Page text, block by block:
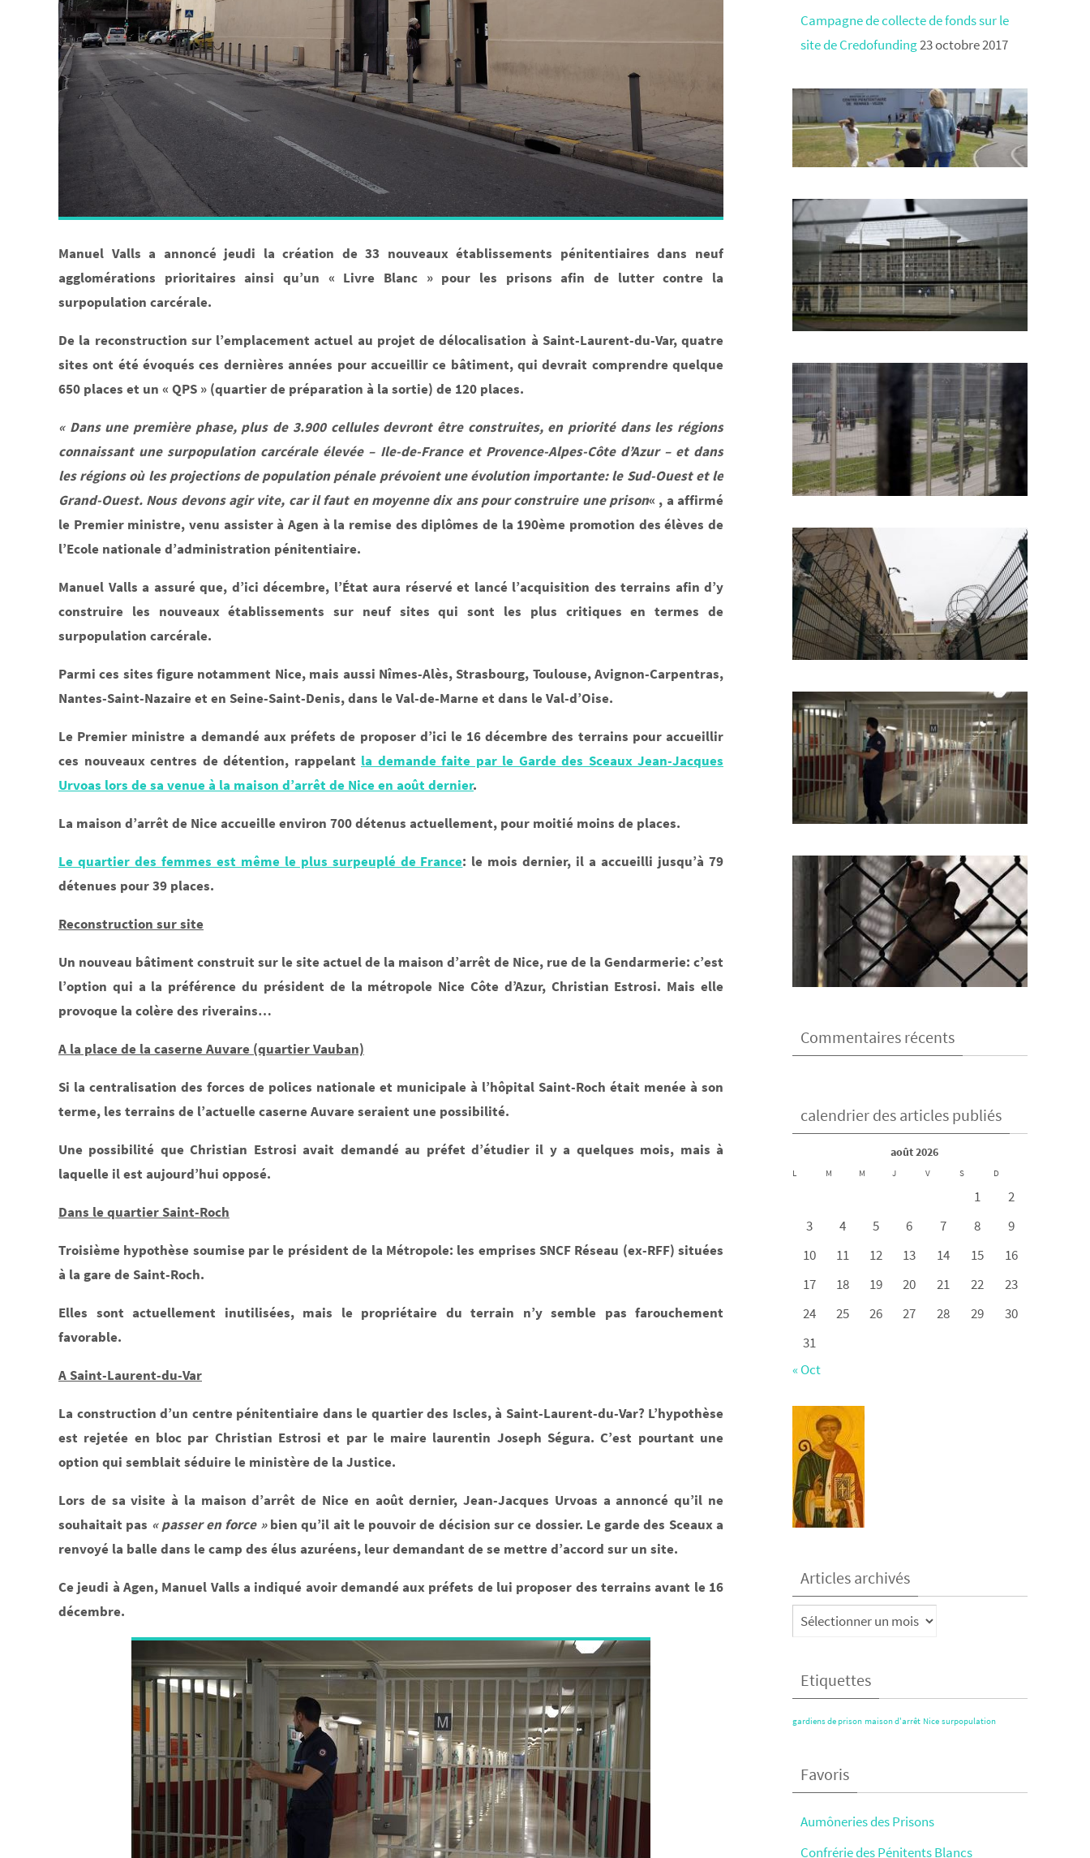
Manuel Valls a annoncé jeudi la création de 33 nouveaux établissements pénitentiaires dans neuf
agglomérations prioritaires ainsi qu’un « Livre Blanc » pour les prisons afin de lutter contre la
surpopulation carcérale.
De la reconstruction sur l’emplacement actuel au projet de délocalisation à Saint-Laurent-du-Var, quatre
sites ont été évoqués ces dernières années pour accueillir ce bâtiment, qui devrait comprendre quelque
650 places et un « QPS » (quartier de préparation à la sortie) de 120 places.
« Dans une première phase, plus de 3.900 cellules devront être construites, en priorité dans les régions
connaissant une surpopulation carcérale élevée – Ile-de-France et Provence-Alpes-Côte d’Azur – et dans
les régions où les projections de population pénale prévoient une évolution importante: le Sud-Ouest et le
Grand-Ouest. Nous devons agir vite, car il faut en moyenne dix ans pour construire une prison« , a affirmé
le Premier ministre, venu assister à Agen à la remise des diplômes de la 190ème promotion des élèves de
l’Ecole nationale d’administration pénitentiaire.
Manuel Valls a assuré que, d’ici décembre, l’État aura réservé et lancé l’acquisition des terrains afin d’y
construire les nouveaux établissements sur neuf sites qui sont les plus critiques en termes de
surpopulation carcérale.
Parmi ces sites figure notamment Nice, mais aussi Nîmes-Alès, Strasbourg, Toulouse, Avignon-Carpentras,
Nantes-Saint-Nazaire et en Seine-Saint-Denis, dans le Val-de-Marne et dans le Val-d’Oise.
Le Premier ministre a demandé aux préfets de proposer d’ici le 16 décembre des terrains pour accueillir
ces nouveaux centres de détention, rappelant la demande faite par le Garde des Sceaux Jean-Jacques
Urvoas lors de sa venue à la maison d’arrêt de Nice en août dernier.
La maison d’arrêt de Nice accueille environ 700 détenus actuellement, pour moitié moins de places.
Le quartier des femmes est même le plus surpeuplé de France: le mois dernier, il a accueilli jusqu’à 79
détenues pour 39 places.
Reconstruction sur site
Un nouveau bâtiment construit sur le site actuel de la maison d’arrêt de Nice, rue de la Gendarmerie: c’est
l’option qui a la préférence du président de la métropole Nice Côte d’Azur, Christian Estrosi. Mais elle
provoque la colère des riverains…
A la place de la caserne Auvare (quartier Vauban)
Si la centralisation des forces de polices nationale et municipale à l’hôpital Saint-Roch était menée à son
terme, les terrains de l’actuelle caserne Auvare seraient une possibilité.
Une possibilité que Christian Estrosi avait demandé au préfet d’étudier il y a quelques mois, mais à
laquelle il est aujourd’hui opposé.
Dans le quartier Saint-Roch
Troisième hypothèse soumise par le président de la Métropole: les emprises SNCF Réseau (ex-RFF) situées
à la gare de Saint-Roch.
Elles sont actuellement inutilisées, mais le propriétaire du terrain n’y semble pas farouchement
favorable.
A Saint-Laurent-du-Var
La construction d’un centre pénitentiaire dans le quartier des Iscles, à Saint-Laurent-du-Var? L’hypothèse
est rejetée en bloc par Christian Estrosi et par le maire laurentin Joseph Ségura. C’est pourtant une
option qui semblait séduire le ministère de la Justice.
Lors de sa visite à la maison d’arrêt de Nice en août dernier, Jean-Jacques Urvoas a annoncé qu’il ne
souhaitait pas « passer en force »bien qu’il ait le pouvoir de décision sur ce dossier. Le garde des Sceaux a
renvoyé la balle dans le camp des élus azuréens, leur demandant de se mettre d’accord sur un site.
Ce jeudi à Agen, Manuel Valls a indiqué avoir demandé aux préfets de lui proposer des terrains avant le 16
décembre.
Campagne de collecte de fonds sur le
site de Credofunding23 octobre 2017
Commentaires récents
calendrier des articles publiés
août 2026
L M M J V S D
1
2
3
4 5 6 7 8
9
10
11 12 13 14 15
16
17
18 19 20 21 22
23
24
25 26 27 28 29
30
31
« Oct
Articles archivés
Articles
archivés
Etiquettes
gardiens de prison maison d'arrêt Nice surpopulation
Favoris
Aumôneries des Prisons
Confrérie des Pénitents Blancs